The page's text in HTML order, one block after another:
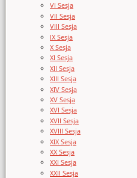
VI Sesja
VII Sesja
VIII Sesja
IX Sesja
X Sesja
XI Sesja
XII Sesja
XIII Sesja
XIV Sesja
XV Sesja
XVI Sesja
XVII Sesja
XVIII Sesja
XIX Sesja
XX Sesja
XXI Sesja
XXII Sesja